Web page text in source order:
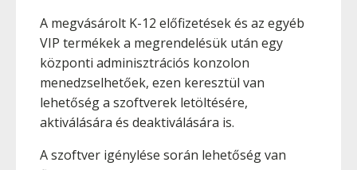
A megvásárolt K-12 előfizetések és az egyéb
VIP termékek a megrendelésük után egy
központi adminisztrációs konzolon
menedzselhetőek, ezen keresztül van
lehetőség a szoftverek letöltésére,
aktiválására és deaktiválására is.
A szoftver igénylése során lehetőség van